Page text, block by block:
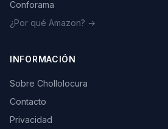
Conforama
¿Por qué Amazon? →
INFORMACIÓN
Sobre Chollolocura
Contacto
Privacidad